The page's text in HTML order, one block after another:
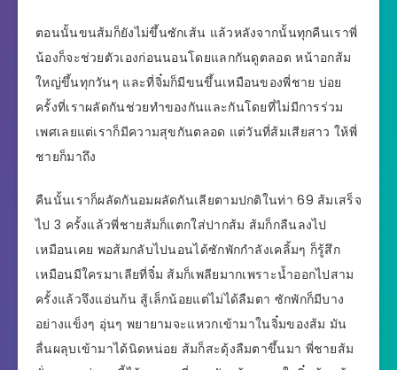
ตอนนั้นขนส้มก็ยังไม่ขึ้นซักเส้น แล้วหลังจากนั้นทุกคืนเราพี่
น้องก็จะช่วยตัวเองก่อนนอนโดยแลกกันดูตลอด หน้าอกส้ม
ใหญ่ขึ้นทุกวันๆ และที่จิ๋มก็มีขนขึ้นเหมือนของพี่ชาย บ่อย
ครั้งที่เราผลัดกันช่วยทำของกันและกันโดยที่ไม่มีการร่วม
เพศเลยแต่เราก็มีความสุขกันตลอด แต่วันที่ส้มเสียสาว ให้พี่
ชายก็มาถึง
คืนนั้นเราก็ผลัดกันอมผลัดกันเลียตามปกติในท่า 69 ส้มเสร็จ
ไป 3 ครั้งแล้วพี่ชายส้มก็แตกใส่ปากส้ม ส้มก็กลืนลงไป
เหมือนเคย พอส้มกลับไปนอนได้ซักพักกำลังเคลิ้มๆ ก็รู้สึก
เหมือนมีใครมาเลียที่จิ๋ม ส้มก็เพลียมากเพราะน้ำออกไปสาม
ครั้งแล้วจึงแอ่นก้น สู้เล็กน้อยแต่ไม่ได้ลืมตา ซักพักก็มีบาง
อย่างแข็งๆ อุ่นๆ พยายามจะแหวกเข้ามาในจิ๋มของส้ม มัน
ลื่นผลุบเข้ามาได้นิดหน่อย ส้มก็สะดุ้งลืมตาขึ้นมา พี่ชายส้ม